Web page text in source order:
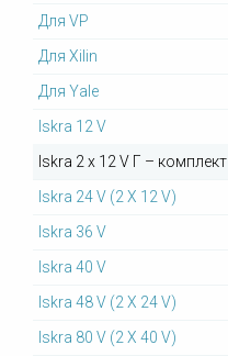
Для VP
Для Xilin
Для Yale
Iskra 12 V
Iskra 2 x 12 V Г – комплект
Iskra 24 V (2 X 12 V)
Iskra 36 V
Iskra 40 V
Iskra 48 V (2 X 24 V)
Iskra 80 V (2 X 40 V)